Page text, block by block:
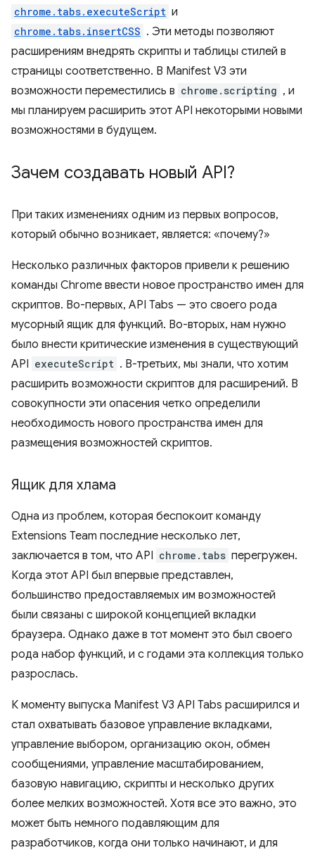
chrome.tabs.executeScript и
chrome.tabs.insertCSS . Эти методы позволяют
расширениям внедрять скрипты и таблицы стилей в
страницы соответственно. В Manifest V3 эти
возможности переместились в chrome.scripting , и
мы планируем расширить этот API некоторыми новыми
возможностями в будущем.
Зачем создавать новый API?
При таких изменениях одним из первых вопросов,
который обычно возникает, является: «почему?»
Несколько различных факторов привели к решению
команды Chrome ввести новое пространство имен для
скриптов. Во-первых, API Tabs — это своего рода
мусорный ящик для функций. Во-вторых, нам нужно
было внести критические изменения в существующий
API executeScript . В-третьих, мы знали, что хотим
расширить возможности скриптов для расширений. В
совокупности эти опасения четко определили
необходимость нового пространства имен для
размещения возможностей скриптов.
Ящик для хлама
Одна из проблем, которая беспокоит команду
Extensions Team последние несколько лет,
заключается в том, что API chrome.tabs перегружен.
Когда этот API был впервые представлен,
большинство предоставляемых им возможностей
были связаны с широкой концепцией вкладки
браузера. Однако даже в тот момент это был своего
рода набор функций, и с годами эта коллекция только
разрослась.
К моменту выпуска Manifest V3 API Tabs расширился и
стал охватывать базовое управление вкладками,
управление выбором, организацию окон, обмен
сообщениями, управление масштабированием,
базовую навигацию, скрипты и несколько других
более мелких возможностей. Хотя все это важно, это
может быть немного подавляющим для
разработчиков, когда они только начинают, и для